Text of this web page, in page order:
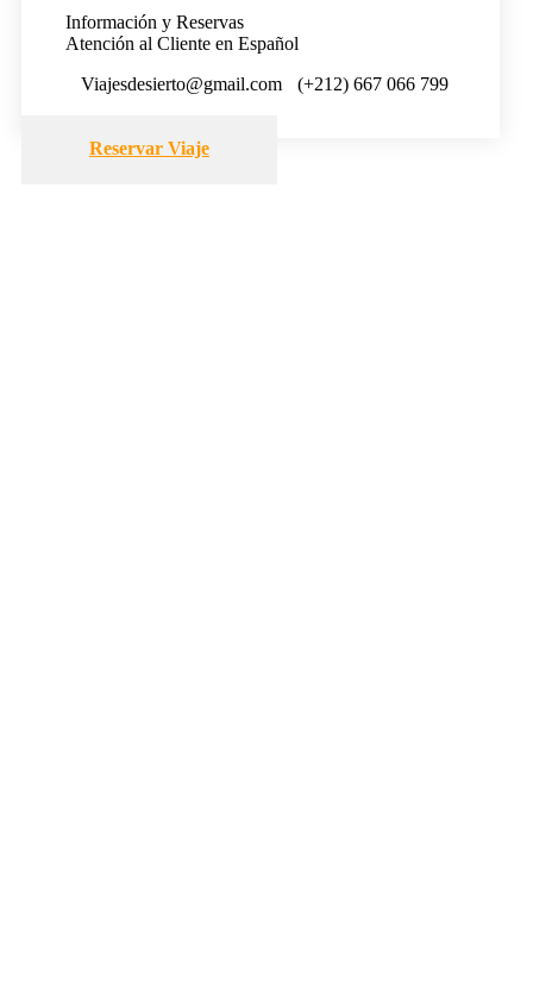
Información y Reservas
Atención al Cliente en Español
Viajesdesierto@gmail.com
(+212) 667 066 799
Reservar Viaje